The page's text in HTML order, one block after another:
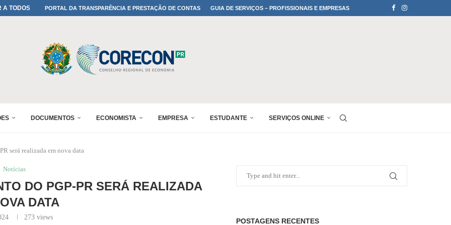
A TODOS OS PAIS!PORTAL DA TRANSPARÊNCIA E PRESTAÇÃO DE CONTAS GUIA DE SERVIÇOS – PROFISSIONAIS E EMPRESAS
DOCUMENTOS ECONOMISTA EMPRESA ESTUDANTE SERVIÇOS ONLINE
será realizada em nova data
Notícias
DO PGP-PR SERÁ REALIZADA
DATA
273views POSTAGENS RECENTES